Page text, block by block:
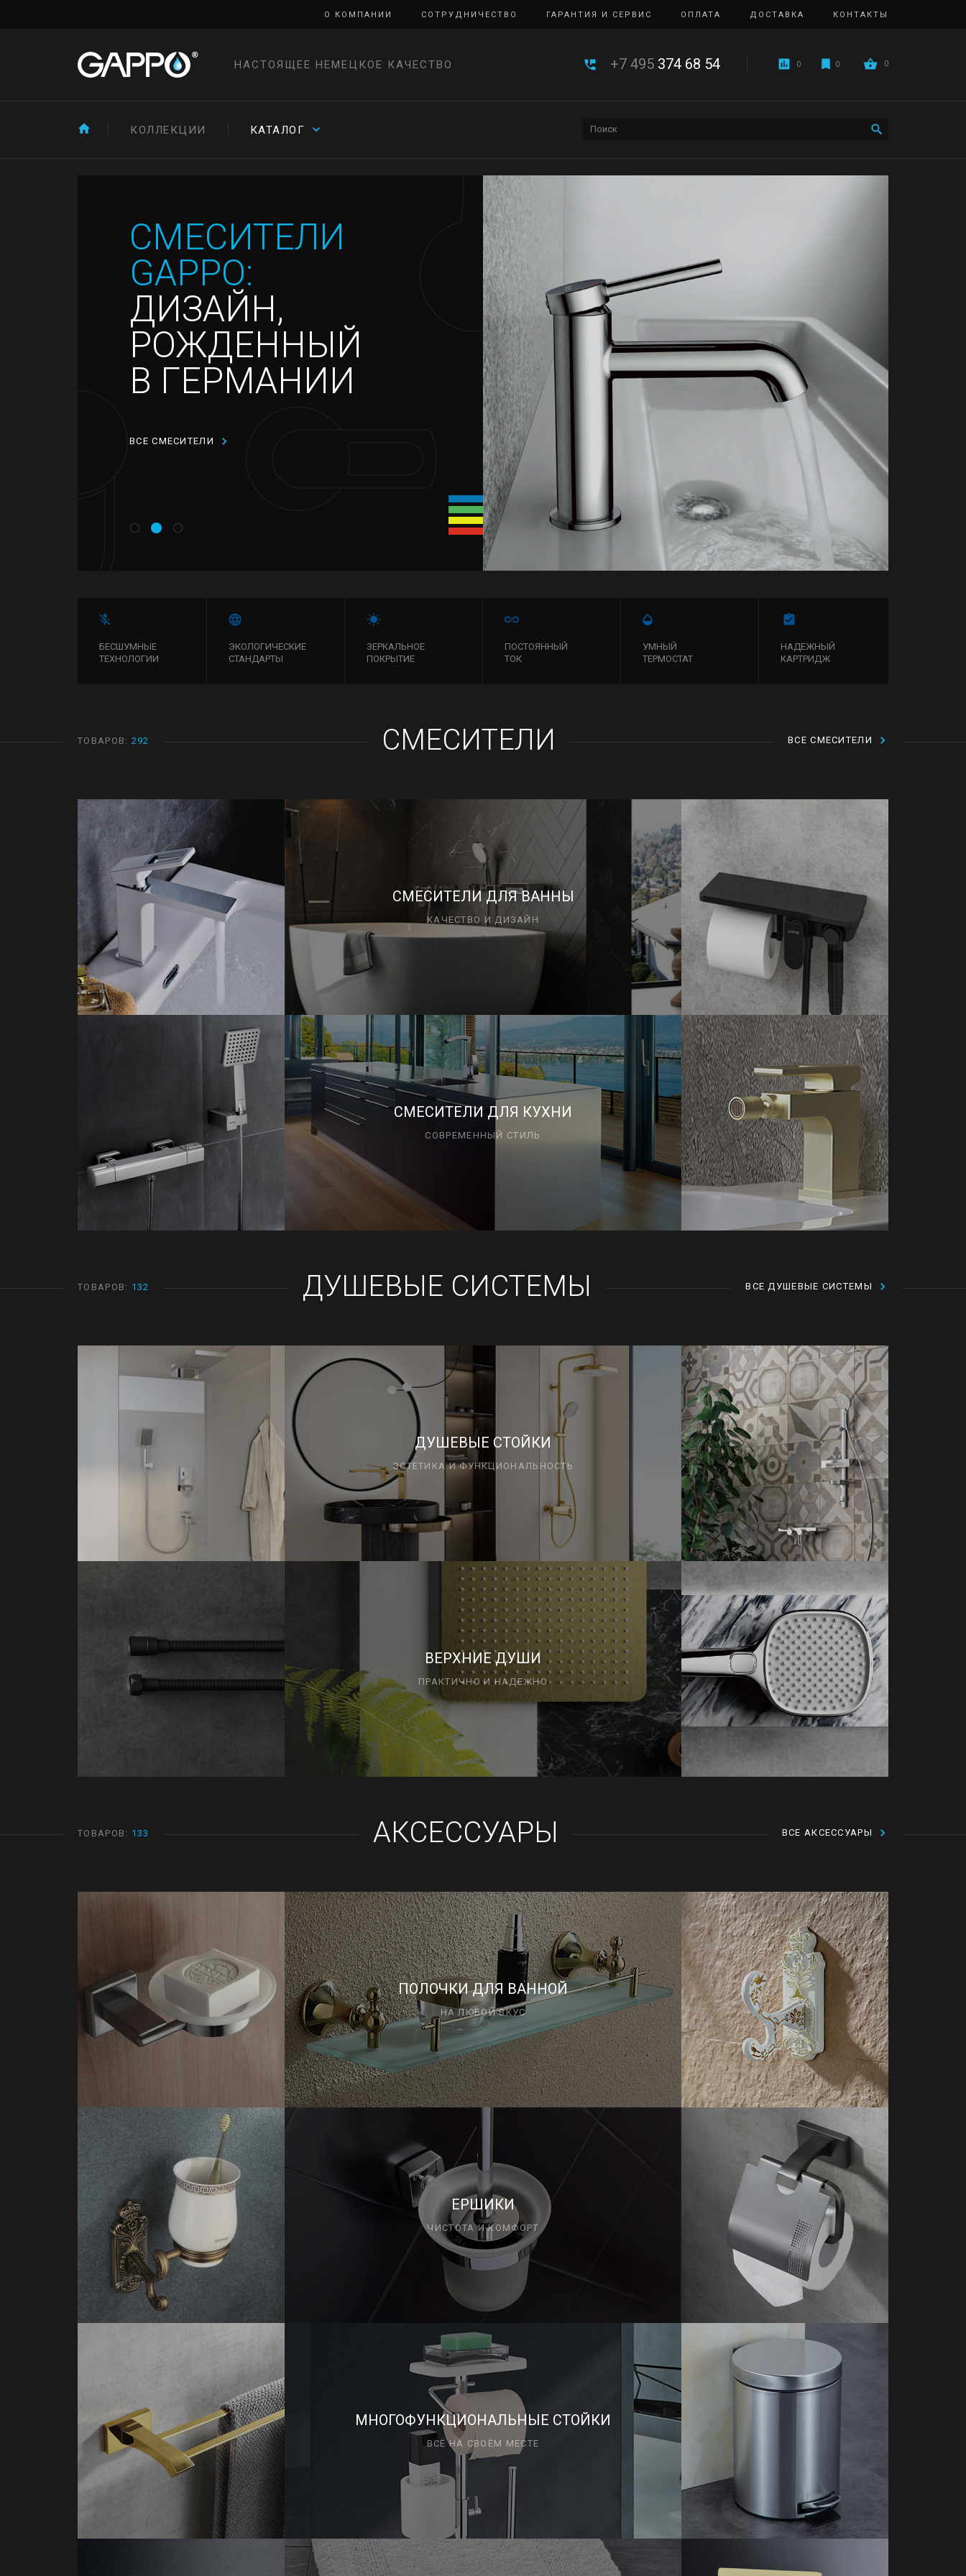
О КОМПАНИИ СОТРУДНИЧЕСТВО ГАРАНТИЯ И СЕРВИС ОПЛАТА ДОСТАВКА КОНТАКТЫ
НАСТОЯЩЕЕ НЕМЕЦКОЕ КАЧЕСТВО +7 495 374 68 54 0 0 0
КОЛЛЕКЦИИ КАТАЛОГ
СМЕСИТЕЛИ
GAPPO:
ДИЗАЙН,
РОЖДЕННЫЙ
В ГЕРМАНИИ
ВСЕ СМЕСИТЕЛИ
БЕСШУМНЫЕ
ТЕХНОЛОГИИ
ЭКОЛОГИЧЕСКИЕ
СТАНДАРТЫ
ЗЕРКАЛЬНОЕ
ПОКРЫТИЕ
ПОСТОЯННЫЙ
ТОК
УМНЫЙ
ТЕРМОСТАТ
НАДЕЖНЫЙ
КАРТРИДЖ
ТОВАРОВ: 292 ВСЕ СМЕСИТЕЛИ
СМЕСИТЕЛИ
СМЕСИТЕЛИ ДЛЯ ВАННЫ
КАЧЕСТВО И ДИЗАЙН
СМЕСИТЕЛИ ДЛЯ КУХНИ
СОВРЕМЕННЫЙ СТИЛЬ
ТОВАРОВ: 132 ВСЕ ДУШЕВЫЕ СИСТЕМЫ
ДУШЕВЫЕ СИСТЕМЫ
ДУШЕВЫЕ СТОЙКИ
ЭСТЕТИКА И ФУНКЦИОНАЛЬНОСТЬ
ВЕРХНИЕ ДУШИ
ПРАКТИЧНО И НАДЕЖНО
ТОВАРОВ: 133 ВСЕ АКСЕССУАРЫ
АКСЕССУАРЫ
ПОЛОЧКИ ДЛЯ ВАННОЙ
НА ЛЮБОЙ ВКУС
ЕРШИКИ
ЧИСТОТА И КОМФОРТ
МНОГОФУНКЦИОНАЛЬНЫЕ СТОЙКИ
ВСЁ НА СВОЁМ МЕСТЕ